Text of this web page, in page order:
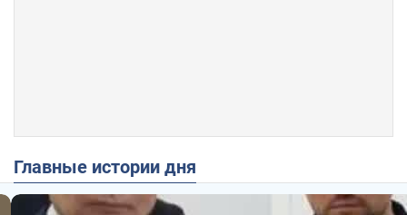
Главные истории дня